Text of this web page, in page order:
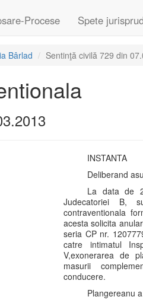
Procese Spete
Bârlad Sentinţă civilă 729 din
INSTANTA
Deliberand
La data de
Judecatoriei B,
contraventionala
acesta solicita
seria CP nr.
catre intimatul
V,exonerarea de
masurii
conducere.
Plangereanu